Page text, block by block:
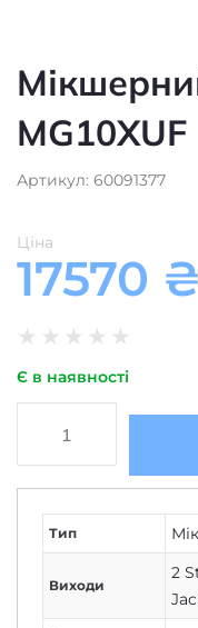
MG10XUF
Артикул: 60091377
Ціна
17570 ₴
★ ★ ★ ★ ★
Є в наявності
Тип
Виходи
2